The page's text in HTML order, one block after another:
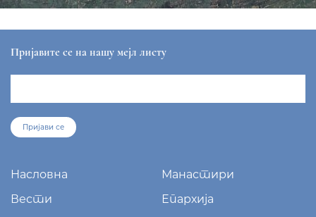
Пријавите се на нашу мејл листу
Пријави се
Насловна
Манастири
Вести
Епархија